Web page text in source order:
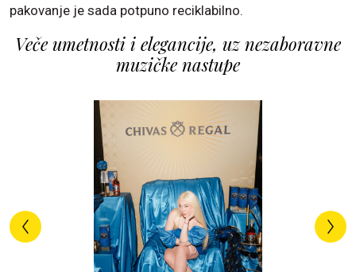
pakovanje je sada potpuno reciklabilno.
Veče umetnosti i elegancije, uz nezaboravne
muzičke nastupe